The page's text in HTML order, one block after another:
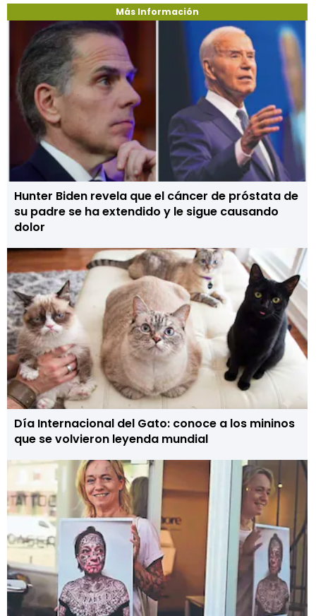
Más Información
Hunter Biden revela que el cáncer de próstata de
su padre se ha extendido y le sigue causando
dolor
Día Internacional del Gato: conoce a los mininos
que se volvieron leyenda mundial